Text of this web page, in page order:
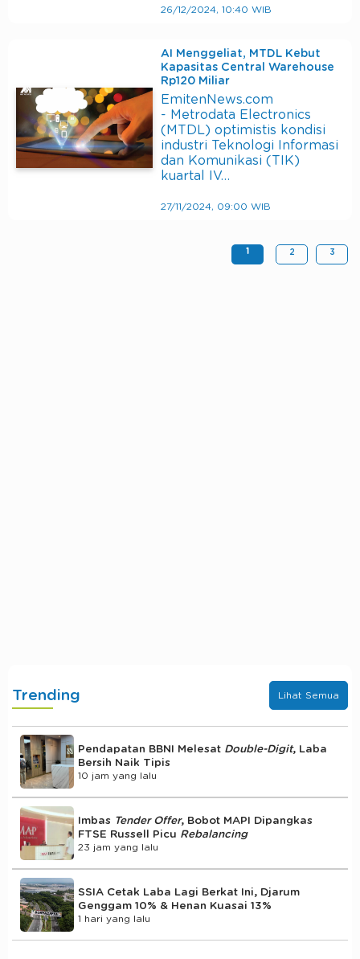
26/12/2024, 10:40 WIB
AI Menggeliat, MTDL Kebut
Kapasitas Central Warehouse
Rp120 Miliar
EmitenNews.com
- Metrodata Electronics
(MTDL) optimistis kondisi
industri Teknologi Informasi
dan Komunikasi (TIK)
kuartal IV…
27/11/2024, 09:00 WIB
1 2 3
Trending Lihat Semua
Pendapatan BBNI Melesat Double-Digit, Laba
Bersih Naik Tipis
10 jam yang lalu
Imbas Tender Offer, Bobot MAPI Dipangkas
FTSE Russell Picu Rebalancing
23 jam yang lalu
SSIA Cetak Laba Lagi Berkat Ini, Djarum
Genggam 10% & Henan Kuasai 13%
1 hari yang lalu